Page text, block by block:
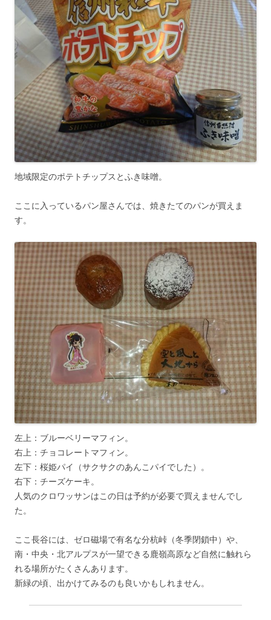
地域限定のポテトチップスとふき味噌。
ここに入っているパン屋さんでは、焼きたてのパンが買えま
す。
左上：ブルーベリーマフィン。
右上：チョコレートマフィン。
左下：桜姫パイ（サクサクのあんこパイでした）。
右下：チーズケーキ。
人気のクロワッサンはこの日は予約が必要で買えませんでし
た。
ここ長谷には、ゼロ磁場で有名な分杭峠（冬季閉鎖中）や、
南・中央・北アルプスが一望できる鹿嶺高原など自然に触れら
れる場所がたくさんあります。
新緑の頃、出かけてみるのも良いかもしれません。